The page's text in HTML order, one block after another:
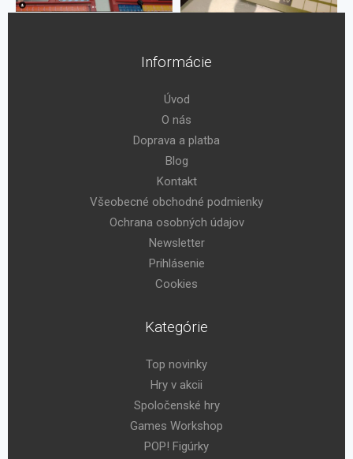
Informácie
Úvod
O nás
Doprava a platba
Blog
Kontakt
Všeobecné obchodné podmienky
Ochrana osobných údajov
Newsletter
Prihlásenie
Cookies
Kategórie
Top novinky
Hry v akcii
Spoločenské hry
Games Workshop
POP! Figúrky